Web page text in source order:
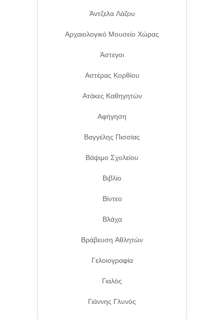
Άντζελα Λάζου
Αρχαιολογικό Μουσείο Χώρας
Άστεγοι
Αστέρας Κορθίου
Ατάκες Καθηγητών
Αφήγηση
Βαγγέλης Πισσίας
Βάψιμο Σχολείου
Βιβλίο
Βίντεο
Βλάχα
Βράβευση Αθλητών
Γελοιογραφία
Γιαλός
Γιάννης Γλυνός